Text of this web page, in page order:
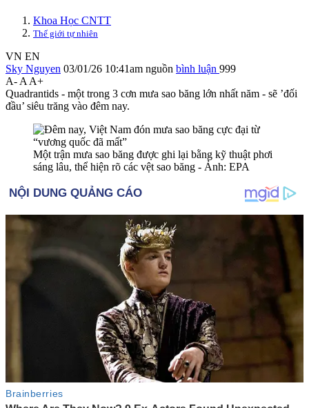
Khoa Học CNTT
Thế giới tự nhiên
VN EN
Sky Nguyen 03/01/26 10:41am nguồn bình luận 999
A- A A+
Quadrantids - một trong 3 cơn mưa sao băng lớn nhất năm - sẽ ’đối
đầu’ siêu trăng vào đêm nay.
Một trận mưa sao băng được ghi lại bằng kỹ thuật phơi
sáng lâu, thể hiện rõ các vệt sao băng - Ảnh: EPA